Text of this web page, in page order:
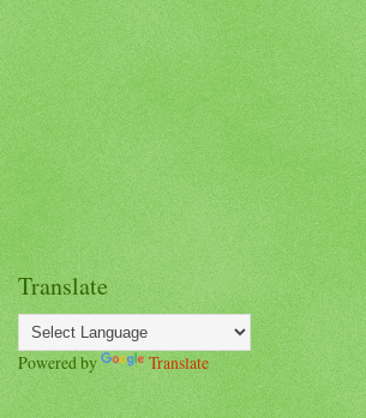
Translate
Powered by Translate